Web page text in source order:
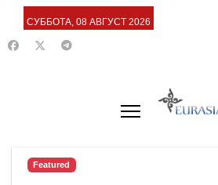
СУББОТА, 08 АВГУСТ 2026
Featured